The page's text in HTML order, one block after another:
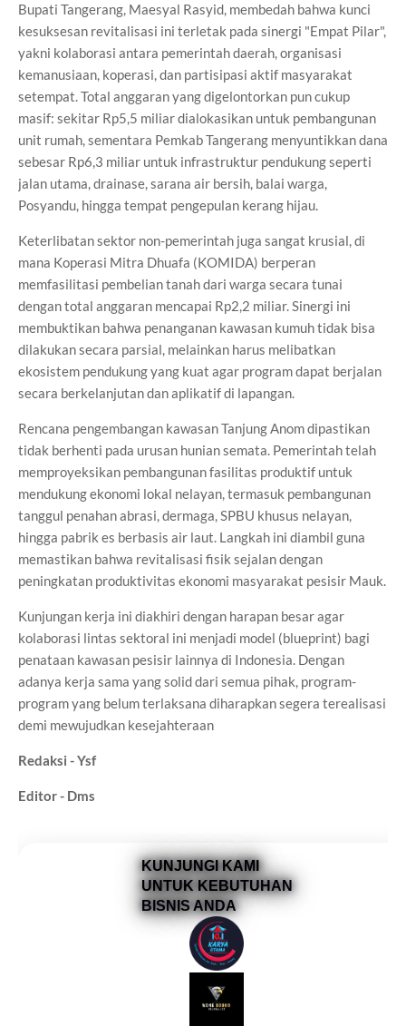
Bupati Tangerang, Maesyal Rasyid, membedah bahwa kunci
kesuksesan revitalisasi ini terletak pada sinergi "Empat Pilar",
yakni kolaborasi antara pemerintah daerah, organisasi
kemanusiaan, koperasi, dan partisipasi aktif masyarakat
setempat. Total anggaran yang digelontorkan pun cukup
masif: sekitar Rp5,5 miliar dialokasikan untuk pembangunan
unit rumah, sementara Pemkab Tangerang menyuntikkan dana
sebesar Rp6,3 miliar untuk infrastruktur pendukung seperti
jalan utama, drainase, sarana air bersih, balai warga,
Posyandu, hingga tempat pengepulan kerang hijau.
Keterlibatan sektor non-pemerintah juga sangat krusial, di
mana Koperasi Mitra Dhuafa (KOMIDA) berperan
memfasilitasi pembelian tanah dari warga secara tunai
dengan total anggaran mencapai Rp2,2 miliar. Sinergi ini
membuktikan bahwa penanganan kawasan kumuh tidak bisa
dilakukan secara parsial, melainkan harus melibatkan
ekosistem pendukung yang kuat agar program dapat berjalan
secara berkelanjutan dan aplikatif di lapangan.
Rencana pengembangan kawasan Tanjung Anom dipastikan
tidak berhenti pada urusan hunian semata. Pemerintah telah
memproyeksikan pembangunan fasilitas produktif untuk
mendukung ekonomi lokal nelayan, termasuk pembangunan
tanggul penahan abrasi, dermaga, SPBU khusus nelayan,
hingga pabrik es berbasis air laut. Langkah ini diambil guna
memastikan bahwa revitalisasi fisik sejalan dengan
peningkatan produktivitas ekonomi masyarakat pesisir Mauk.
Kunjungan kerja ini diakhiri dengan harapan besar agar
kolaborasi lintas sektoral ini menjadi model (blueprint) bagi
penataan kawasan pesisir lainnya di Indonesia. Dengan
adanya kerja sama yang solid dari semua pihak, program-
program yang belum terlaksana diharapkan segera terealisasi
demi mewujudkan kesejahteraan
Redaksi - Ysf
Editor - Dms
KUNJUNGI KAMI
UNTUK KEBUTUHAN
BISNIS ANDA